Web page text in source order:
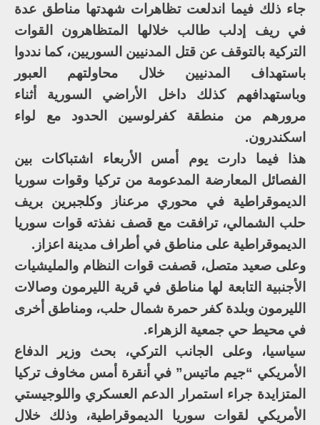
جاء ذلك فيما اندلعت تظاهرات شهدتها مناطق عدة
في ريف إدلب طالب خلالها المتظاهرون القوات
التركية بالتوقف عن قتل المدنيين السوريين، كما نددوا
باستهداف المدنيين خلال محاولتهم العبور
وباستهدافهم كذلك داخل الأراضي السورية أثناء
مرورهم من منطقة كفرلوسين الحدود مع لواء
اسكندرون.
هذا فيما دارت يوم أمس الأربعاء اشتباكات بين
الفصائل المعارضة المدعومة من تركيا وقوات سوريا
الديموقراطية في محوري مرعناز وكلجبرين بريف
حلب الشمالي، ترافقت مع قصف نفذته قوات سوريا
الديموقراطية على مناطق في أطراف مدينة اعزاز.
وعلى صعيد متصل، قصفت قوات النظام والمليشيات
الأجنبية التابعة لها مناطق في قرية الليرمون وصالات
الليرمون وبلدة كفر حمرة شمال حلب، ومناطق أخرى
في محيط حي جمعية الزهراء.
سياسيا، وعلى الجانب التركي، بحث وزير الدفاع
الأمريكي “جيم ماتيس” في أنقرة أمس مخاوف تركيا
المتزايدة جراء استمرار الدعم العسكري واللوجيستي
الأمريكي لقوات سوريا الديموقراطية، وذلك خلال